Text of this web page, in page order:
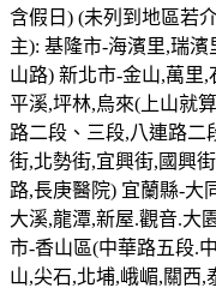
含假日) (未列到地區若
主): 基隆市-海濱里,瑞
山路) 新北市-金山,萬里
平溪,坪林,烏來(上山就
路二段、三段,八連路二
街,北勢街,宜興街,國興
路,長庚醫院) 宜蘭縣-大
大溪,龍潭,新屋.觀音.大
市-香山區(中華路五段.
山,尖石,北埔,峨嵋,關西,